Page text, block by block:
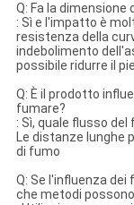
Q: Fa la
: Sì e l'impatto è
resistenza della
indebolimento
possibile ridurre il
Q: È il prodotto
fumare?
: Sì, quale flusso
Le distanze lunghe
di fumo
Q: Se l'influenza dei
che metodi